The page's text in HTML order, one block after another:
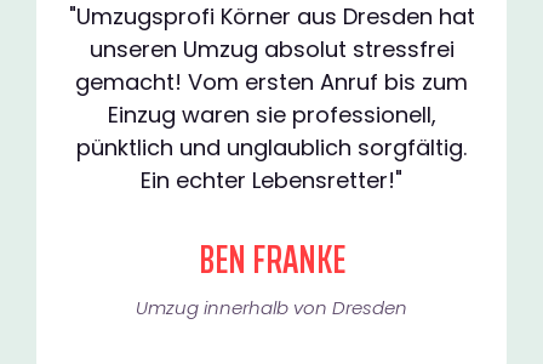
"Umzugsprofi Körner aus Dresden hat
unseren Umzug absolut stressfrei
gemacht! Vom ersten Anruf bis zum
Einzug waren sie professionell,
pünktlich und unglaublich sorgfältig.
Ein echter Lebensretter!"
BEN FRANKE
Umzug innerhalb von Dresden​